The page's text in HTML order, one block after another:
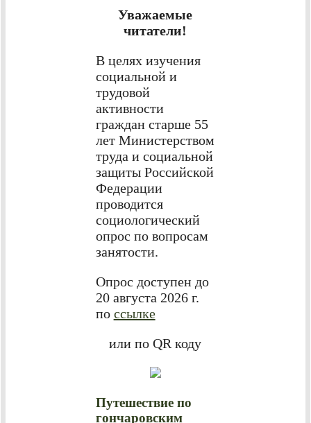
Уважаемые
читатели!
В целях изучения
социальной и
трудовой
активности
граждан старше 55
лет Министерством
труда и социальной
защиты Российской
Федерации
проводится
социологический
опрос по вопросам
занятости.
Опрос доступен до
20 августа 2026 г.
по ссылке
или по QR коду
Путешествие по
гончаровским